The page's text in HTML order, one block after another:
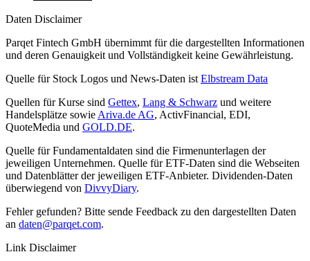
Daten Disclaimer
Parqet Fintech GmbH übernimmt für die dargestellten Informationen
und deren Genauigkeit und Vollständigkeit keine Gewährleistung.
Quelle für Stock Logos und News-Daten ist Elbstream Data
Quellen für Kurse sind Gettex, Lang & Schwarz und weitere
Handelsplätze sowie Ariva.de AG, ActivFinancial, EDI,
QuoteMedia und GOLD.DE.
Quelle für Fundamentaldaten sind die Firmenunterlagen der
jeweiligen Unternehmen. Quelle für ETF-Daten sind die Webseiten
und Datenblätter der jeweiligen ETF-Anbieter. Dividenden-Daten
überwiegend von DivvyDiary.
Fehler gefunden? Bitte sende Feedback zu den dargestellten Daten
an daten@parqet.com.
Link Disclaimer